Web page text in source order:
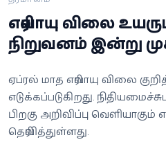
வீடியோ
வணிகம்
கட்டுரை
வெப்ஸ்டோரி
எரிவாயு விலை
நிறுவனம் இன்று
ஏப்ரல் மாத எரிவாயு விலை
எடுக்கப்படுகிறது.
பிறகு அறிவிப்பு
தெரிவித்துள்ளது.